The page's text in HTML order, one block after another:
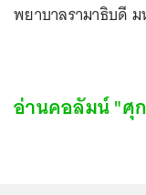
พยาบาลรามาธิบดี
อ่านคอลัมน์ "ศุ